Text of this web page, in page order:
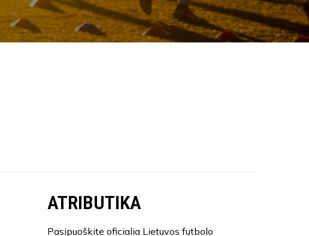
ATRIBUTIKA
Pasipuoškite oficialia Lietuvos futbolo